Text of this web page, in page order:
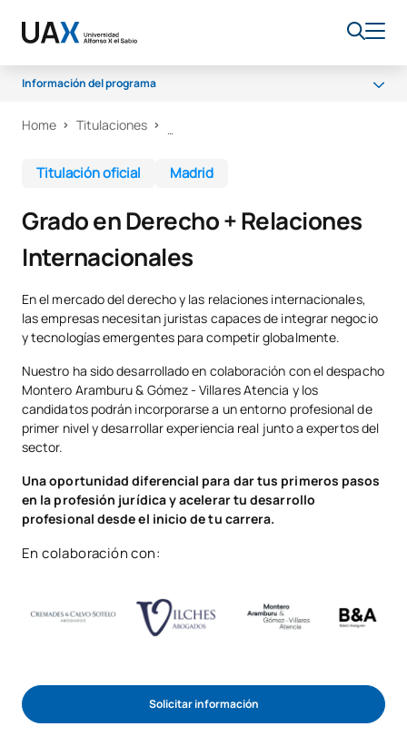
Información del programa
Por qué UAX
Salidas profesionales
Claustro
Home Titulaciones
Titulación oficial Madrid
Grado en Derecho + Relaciones
Internacionales
En el mercado del derecho y las relaciones internacionales,
las empresas necesitan juristas capaces de integrar negocio
y tecnologías emergentes para competir globalmente.
Nuestro ha sido desarrollado en colaboración con el despacho
Montero Aramburu & Gómez - Villares Atencia y los
candidatos podrán incorporarse a un entorno profesional de
primer nivel y desarrollar experiencia real junto a expertos del
sector.
Una oportunidad diferencial para dar tus primeros pasos
en la profesión jurídica y acelerar tu desarrollo
profesional desde el inicio de tu carrera.
En colaboración con:
Solicitar información